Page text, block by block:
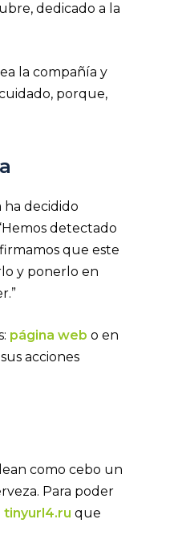
dedicado a la
la compañía y
porque,
ha decidido
detectado
que este
y ponerlo en
página web o en
acciones
como cebo un
Para poder
tinyurl4.ru que